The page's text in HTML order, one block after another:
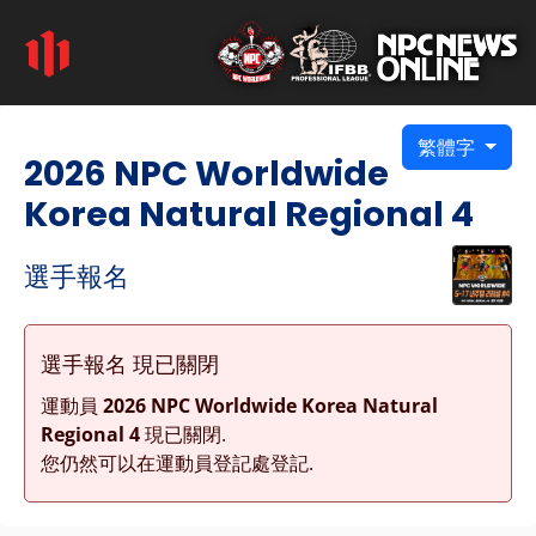
繁體字
2026 NPC Worldwide
Korea Natural Regional 4
選手報名
選手報名 現已關閉
運動員 2026 NPC Worldwide Korea Natural
Regional 4現已關閉.
您仍然可以在運動員登記處登記.